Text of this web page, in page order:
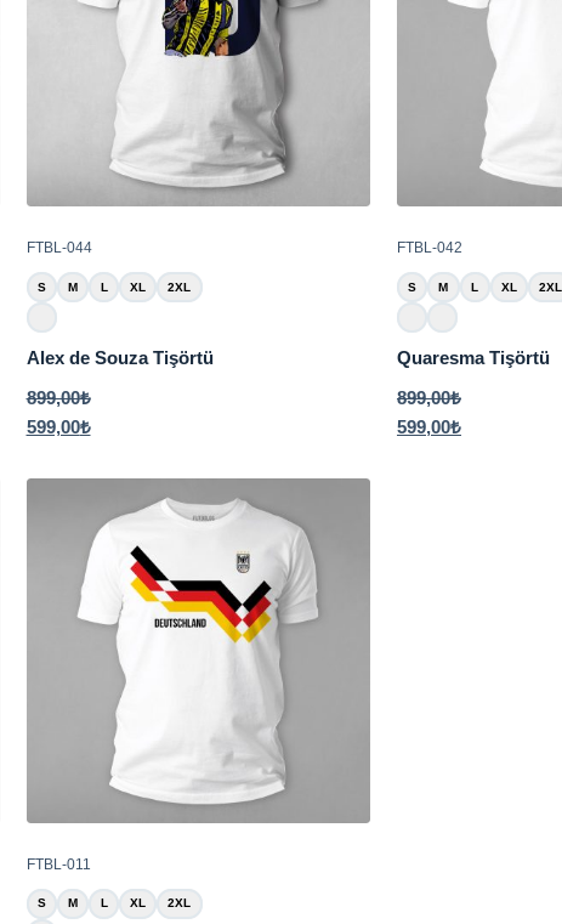
FTBL-044
S M L XL 2XL
Alex de Souza Tişörtü
899,00₺
599,00₺
FTBL-042
S M L XL 2XL
Quaresma Tişörtü
899,00₺
599,00₺
FTBL-011
S M L XL 2XL